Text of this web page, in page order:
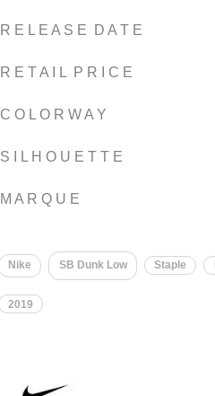
R E L E A S E D A T E
R E T A I L P R I C E
C O L O R W A Y
S I L H O U E T T E
M A R Q U E
Nike SB Dunk Low Staple
2019